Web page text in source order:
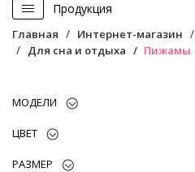
Продукция
Главная Интернет-магазин
Для сна и отдыха
Пижамы
МОДЕЛИ
ЦВЕТ
РАЗМЕР